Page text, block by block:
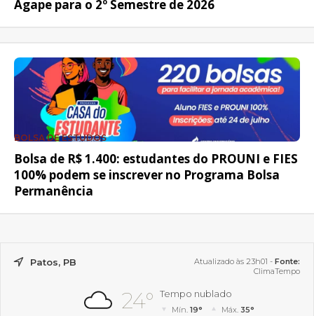
Ágape para o 2º Semestre de 2026
BOLSA DE ESTUDOS
Bolsa de R$ 1.400: estudantes do PROUNI e FIES
100% podem se inscrever no Programa Bolsa
Permanência
Patos, PB Atualizado às 23h01 - Fonte:
ClimaTempo
24° Tempo nublado
Mín.19° Máx. 35°